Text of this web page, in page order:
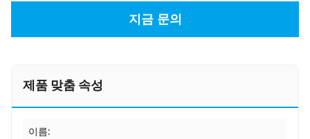
지금 문의
제품 맞춤 속성
이름: